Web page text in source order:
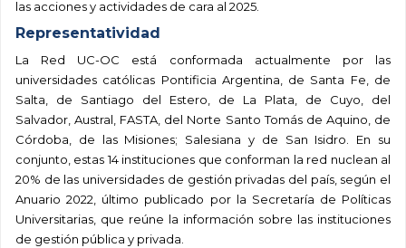
las acciones y actividades de cara al 2025.
Representatividad
La Red UC-OC está conformada actualmente por las
universidades católicas Pontificia Argentina, de Santa Fe, de
Salta, de Santiago del Estero, de La Plata, de Cuyo, del
Salvador, Austral, FASTA, del Norte Santo Tomás de Aquino, de
Córdoba, de las Misiones; Salesiana y de San Isidro. En su
conjunto, estas 14 instituciones que conforman la red nuclean al
20% de las universidades de gestión privadas del país, según el
Anuario 2022, último publicado por la Secretaría de Políticas
Universitarias, que reúne la información sobre las instituciones
de gestión pública y privada.